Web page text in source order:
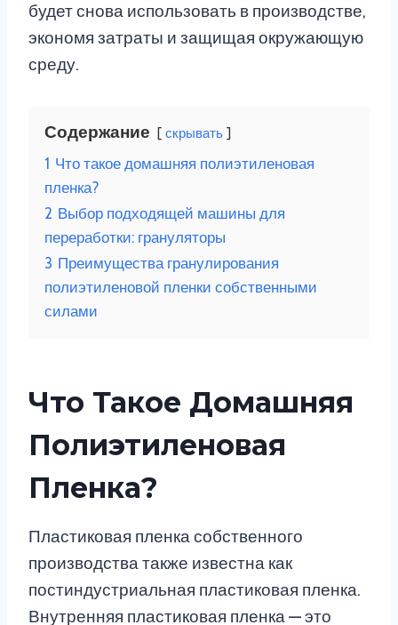
будет снова использовать в производстве,
экономя затраты и защищая окружающую
среду.
Содержание скрывать
1 Что такое домашняя полиэтиленовая
пленка?
2 Выбор подходящей машины для
переработки: грануляторы
3 Преимущества гранулирования
полиэтиленовой пленки собственными
силами
Что Такое Домашняя
Полиэтиленовая
Пленка?
Пластиковая пленка собственного
производства также известна как
постиндустриальная пластиковая пленка.
Внутренняя пластиковая пленка — это